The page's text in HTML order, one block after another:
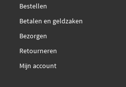
Bestellen
Betalen en geldzaken
Bezorgen
Retourneren
Mijn account